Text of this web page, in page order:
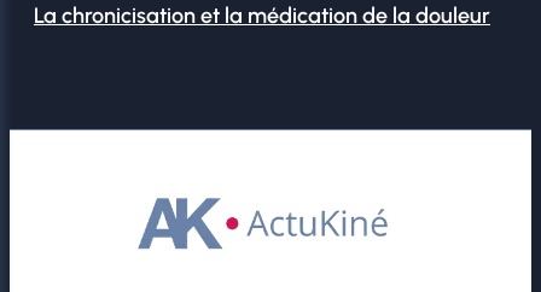
La chronicisation et la médication de la douleur